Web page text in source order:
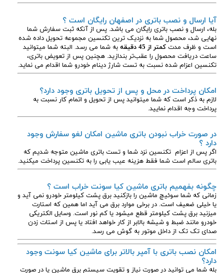
آیا ارسال و نصب باتری در اصفهان رایگان است ؟
بله، ارسال و نصب باتری رایگان می باشد. پس از آنکه ثبت سفارش شما
نهایی شد، محصول شما به نزدیک ترین تکنسین مجموعه تحویل داده شده
است و ظرف مدت کمتر از 45 دقیقه
به شما می رسد. البته شما میتوانید
ساعت دریافت محصول را عقب‌تر بندازید. هچنین پس از تعویض باتری،
تکنسین اعزام شده نسبت به تست شارژ دینام خودرو شما اقدام می نماید.
امکان پرداخت در محل و پس از تحویل باتری وجود دارد؟
لازم به ذکر است که شما میتوانید پس از تحویل و اتمام کار نسبت به
پرداخت وجه اقدام نمایید.
در صورت خراب نبودن باتری ماشین امکان لغو سفارش وجود
دارد ؟
اگر پس از اعزام تکنسین نزد شما و تست باتری ماشین متوجه شدیم که
باتری سالم است شما فقط هزینه عیب یابی را به تکنسین پرداخت میکنید.
چگونه بفهمیم باتری ماشین کیا سونت خراب است ؟
زمانی که شما سوئیچ ماشین را بازکنید برق پشت کیلومتر خودرو نمی آید و
یا خیلی ضعیف است. در برخی موارد برق می آید اما همین که استارت
میزنید برق پشت کیلومتر قطع میشود یا کم نور است. وسایل الکتریکی
خودرو مانند ضبط و شیشه بالابر از کار خواهد افتاد یا پس از استات زدن
صدای تک تک از داخل موتور به گوش می رسد.
امکان نصب باتری با آمپر بالاتر برای ماشین کیا سونت وجود
دارد؟
بله شما می توانید در صورت نیاز و تقویت سیستم برق ماشین یا در صورت